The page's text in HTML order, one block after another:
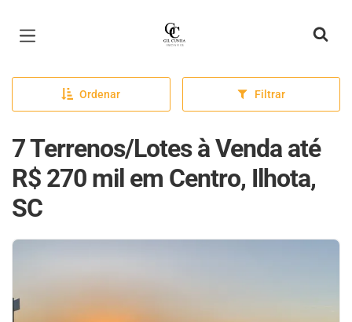
Página inicial
Ordenar Filtrar
7 Terrenos/Lotes à Venda até
R$ 270 mil em Centro, Ilhota,
SC